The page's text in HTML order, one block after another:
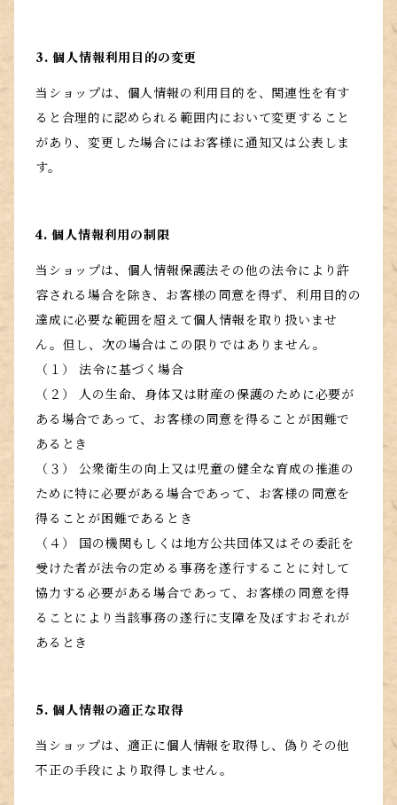
3. 個人情報利用目的の変更
当ショップは、個人情報の利用目的を、関連性を有す
ると合理的に認められる範囲内において変更すること
があり、変更した場合にはお客様に通知又は公表しま
す。
4. 個人情報利用の制限
当ショップは、個人情報保護法その他の法令により許
容される場合を除き、お客様の同意を得ず、利用目的の
達成に必要な範囲を超えて個人情報を取り扱いませ
ん。但し、次の場合はこの限りではありません。
（１） 法令に基づく場合
（２） 人の生命、身体又は財産の保護のために必要が
ある場合であって、お客様の同意を得ることが困難で
あるとき
（３） 公衆衛生の向上又は児童の健全な育成の推進の
ために特に必要がある場合であって、お客様の同意を
得ることが困難であるとき
（４） 国の機関もしくは地方公共団体又はその委託を
受けた者が法令の定める事務を遂行することに対して
協力する必要がある場合であって、お客様の同意を得
ることにより当該事務の遂行に支障を及ぼすおそれが
あるとき
5. 個人情報の適正な取得
当ショップは、適正に個人情報を取得し、偽りその他
不正の手段により取得しません。